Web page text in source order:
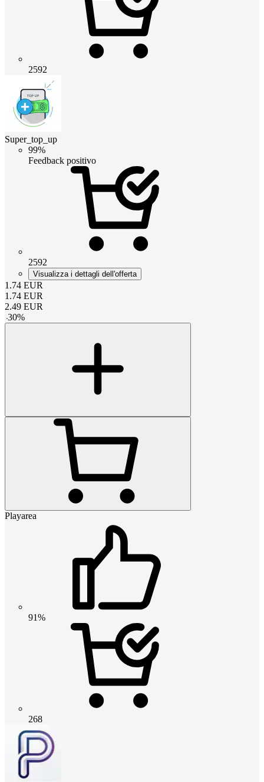
2592
Super_top_up
99%
Feedback positivo
2592
Visualizza i dettagli dell'offerta
1.74 EUR
1.74 EUR
2.49 EUR
-30%
Playarea
91%
268